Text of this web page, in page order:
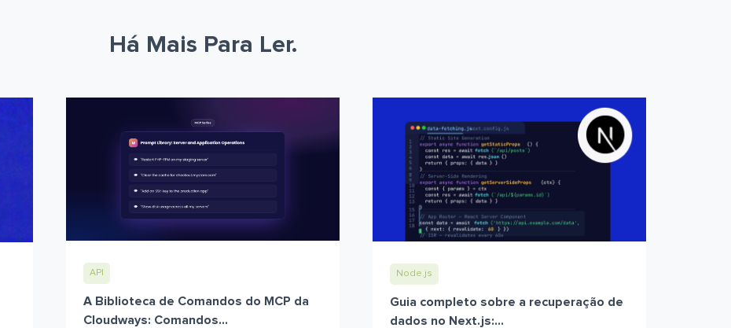
Há Mais Para Ler.
API
A Biblioteca de Comandos do MCP da
Cloudways: Comandos...
Node.js
Guia completo sobre a recuperação de
dados no Next.js:...